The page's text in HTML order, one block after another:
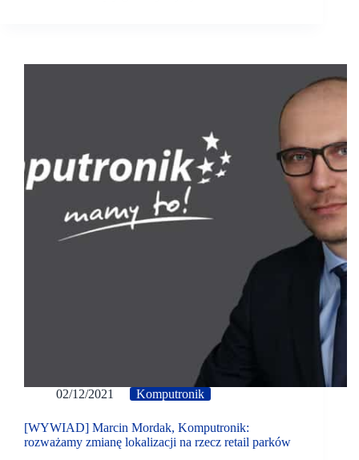
02/12/2021 Komputronik
[WYWIAD] Marcin Mordak, Komputronik:
rozważamy zmianę lokalizacji na rzecz retail parków